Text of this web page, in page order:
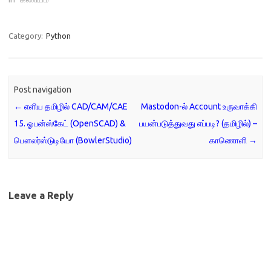
Category: Python
Post navigation
← எளிய தமிழில் CAD/CAM/CAE
15. ஓபன்ஸ்கேட் (OpenSCAD) &
பௌலர்ஸ்டுடியோ (BowlerStudio)
Mastodon-ல் Account உருவாக்கி
பயன்படுத்துவது எப்படி? (தமிழில்) –
காணொளி →
Leave a Reply